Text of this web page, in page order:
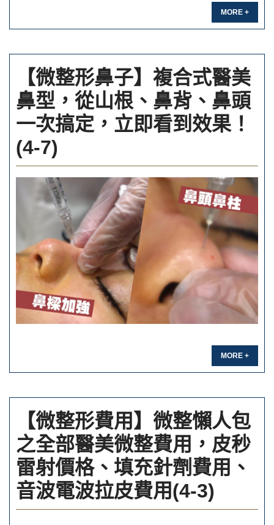
MORE +
【微整形鼻子】複合式醫美
鼻型，從山根、鼻背、鼻頭
一次搞定，立即看到效果！
(4-7)
MORE +
【微整形費用】微整懶人包
之全部醫美微整費用，皮秒
雷射價格、填充針劑費用、
音波電波拉皮費用(4-3)